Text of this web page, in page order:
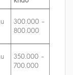
300.000 –
800.000
350.000 –
700.000